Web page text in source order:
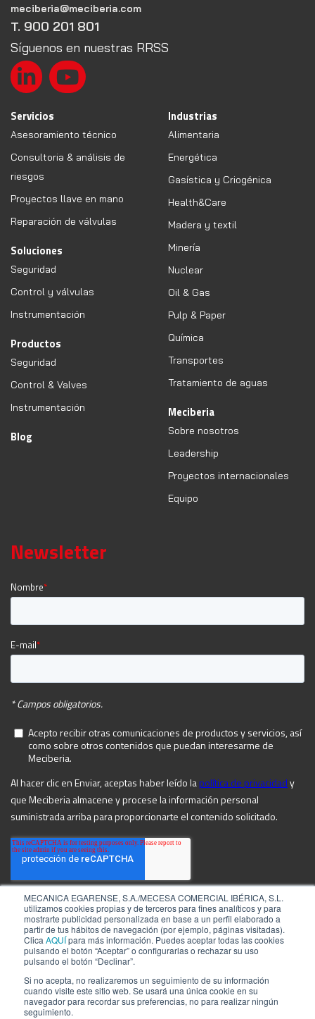
MECANICA EGARENSE, S.A./MECESA COMERCIAL IBÉRICA, S.L.
utilizamos cookies propias y de terceros para fines analíticos y para
mostrarte publicidad personalizada en base a un perfil elaborado a
partir de tus hábitos de navegación (por ejemplo, páginas visitadas).
Clica AQUÍpara más información. Puedes aceptar todas las cookies
pulsando el botón “Aceptar” o configurarlas o rechazar su uso
pulsando el botón “Declinar”.
Si no acepta, no realizaremos un seguimiento de su información
cuando visite este sitio web. Se usará una única cookie en su
navegador para recordar sus preferencias, no para realizar ningún
seguimiento.
meciberia@meciberia.com
T. 900 201 801
Síguenos en nuestras RRSS
Servicios
Asesoramiento técnico
Consultoria & análisis de
riesgos
Proyectos llave en mano
Reparación de válvulas
Soluciones
Seguridad
Control y válvulas
Instrumentación
Productos
Seguridad
Control & Valves
Instrumentación
Blog
Industrias
Alimentaria
Energética
Gasística y Criogénica
Health&Care
Madera y textil
Minería
Nuclear
Oil & Gas
Pulp & Paper
Química
Transportes
Tratamiento de aguas
Meciberia
Sobre nosotros
Leadership
Proyectos internacionales
Equipo
©2026 by MECIBERIA Aviso Legal